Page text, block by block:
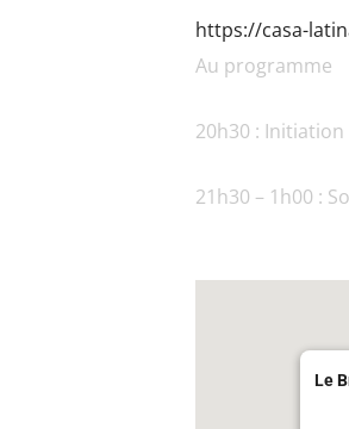
https://casa-
Au programme
20h30 :
21h30 – 1h00 :
Le